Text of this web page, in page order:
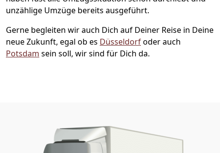
unzählige Umzüge bereits ausgeführt.
Gerne begleiten wir auch Dich auf Deiner Reise in Deine
neue Zukunft, egal ob es Düsseldorfoder auch
Potsdam sein soll, wir sind für Dich da.